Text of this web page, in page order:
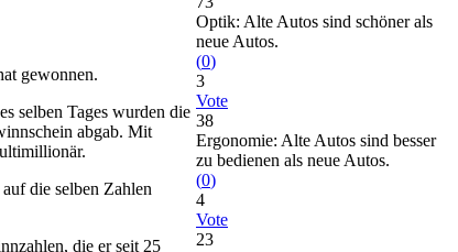
gewonnen.
selben Tages wurden die
abgab. Mit
die selben Zahlen
die er seit 25
Optik: Alte Autos sind schöner als
neue Autos.
(0)
3
Vote
38
Ergonomie: Alte Autos sind besser
zu bedienen als neue Autos.
(0)
4
Vote
23